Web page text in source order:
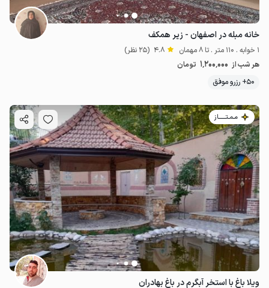
خانه مبله در اصفهان - زیر همکف
1 خوابه . 110 متر . تا 8 مهمان 4.8 (25 نظر)
هر شب از 1٬200٬000 تومان
50+ رزرو موفق
مـمـتــــــاز
ویلا باغ با استخر آبگرم در باغ بهادران